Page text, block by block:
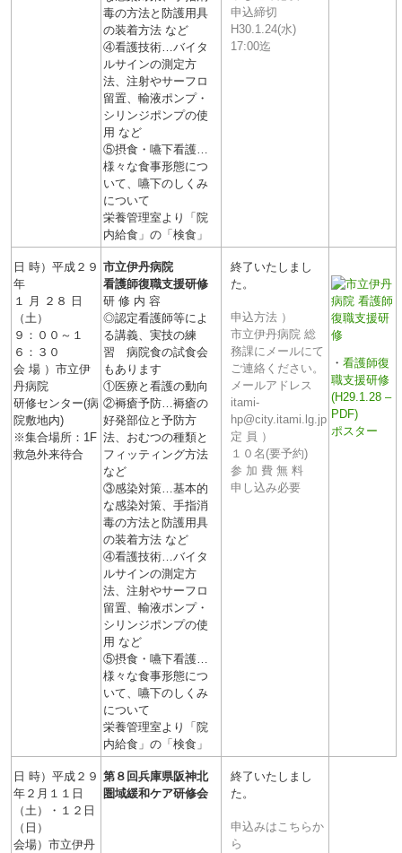
毒の方法と防護用具
の装着方法 など
④看護技術…バイタ
ルサインの測定方
法、注射やサーフロ
留置、輸液ポンプ・
シリンジポンプの使
用 など
⑤摂食・嚥下看護…
様々な食事形態につ
いて、嚥下のしくみ
について
栄養管理室より「院
内給食」の「検食」
申込締切
H30.1.24(水)
17:00迄
日 時）平成２９
年
１ 月 ２８ 日
（土）
９：００～１
６：３０
会 場 ）市立伊
丹病院
研修センター(病
院敷地内)
※集合場所：1F
救急外来待合
市立伊丹病院
看護師復職支援研修
研 修 内 容
◎認定看護師等によ
る講義、実技の練
習 病院食の試食会
もあります
①医療と看護の動向
②褥瘡予防…褥瘡の
好発部位と予防方
法、おむつの種類と
フィッティング方法
など
③感染対策…基本的
な感染対策、手指消
毒の方法と防護用具
の装着方法 など
④看護技術…バイタ
ルサインの測定方
法、注射やサーフロ
留置、輸液ポンプ・
シリンジポンプの使
用 など
⑤摂食・嚥下看護…
様々な食事形態につ
いて、嚥下のしくみ
について
栄養管理室より「院
内給食」の「検食」
終了いたしまし
た。
申込方法 ）
市立伊丹病院 総
務課にメールにて
ご連絡ください。
メールアドレス
itami-
hp@city.itami.lg.jp
定 員 ）
１０名(要予約)
参 加 費 無 料
申し込み必要
・ 看護師復
職支援研修
(H29.1.28 –
PDF)
ポスター
日 時）平成２９
年２月１１日
（土）・１２日
（日）
会場）市立伊丹
第８回兵庫県阪神北
圏域緩和ケア研修会
終了いたしまし
た。
申込みはこちらか
ら